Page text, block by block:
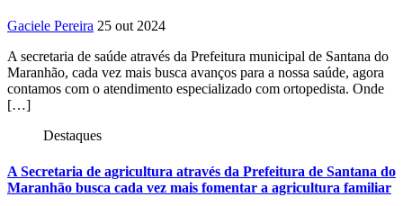
Gaciele Pereira 25 out 2024
A secretaria de saúde através da Prefeitura municipal de Santana do
Maranhão, cada vez mais busca avanços para a nossa saúde, agora
contamos com o atendimento especializado com ortopedista. Onde
[…]
Destaques
A Secretaria de agricultura através da Prefeitura de Santana do
Maranhão busca cada vez mais fomentar a agricultura familiar